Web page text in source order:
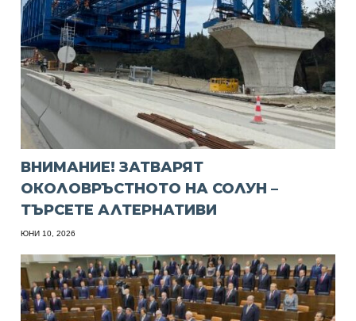
ВНИМАНИЕ! ЗАТВАРЯТ
ОКОЛОВРЪСТНОТО НА СОЛУН –
ТЪРСЕТЕ АЛТЕРНАТИВИ
ЮНИ 10, 2026